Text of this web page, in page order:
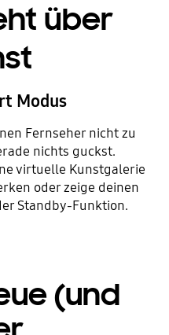
über
Modus
Fernseher nicht zu
nichts guckst.
virtuelle Kunstgalerie
oder zeige deinen
Standby-Funktion.
(und